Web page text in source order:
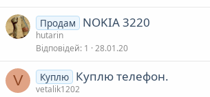
Продам NOKIA 3220
hutarin
Відповідей 1 28.01.20
V Куплю Куплю телефон.
vetalik1202